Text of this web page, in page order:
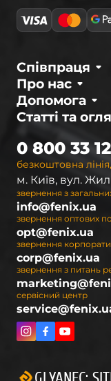
Про нас
Співпраця
Статті та
Допомога
безкоштовна
0 800 33
м. Київ, вул.
звернення з
info@fenix.ua
звернення оптових
opt@fenix.ua
звернення
corp@fenix.ua
звернення з питань
сервісний центр